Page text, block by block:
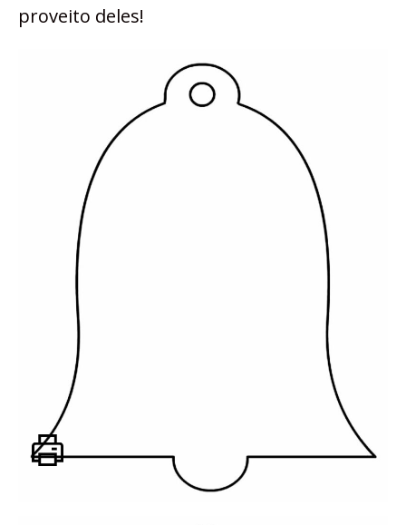
proveito deles!